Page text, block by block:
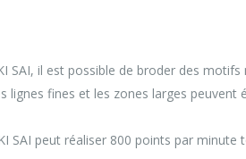
SAI, il est possible de broder des
lignes fines et les zones larges peuvent
SAI peut réaliser 800 points par